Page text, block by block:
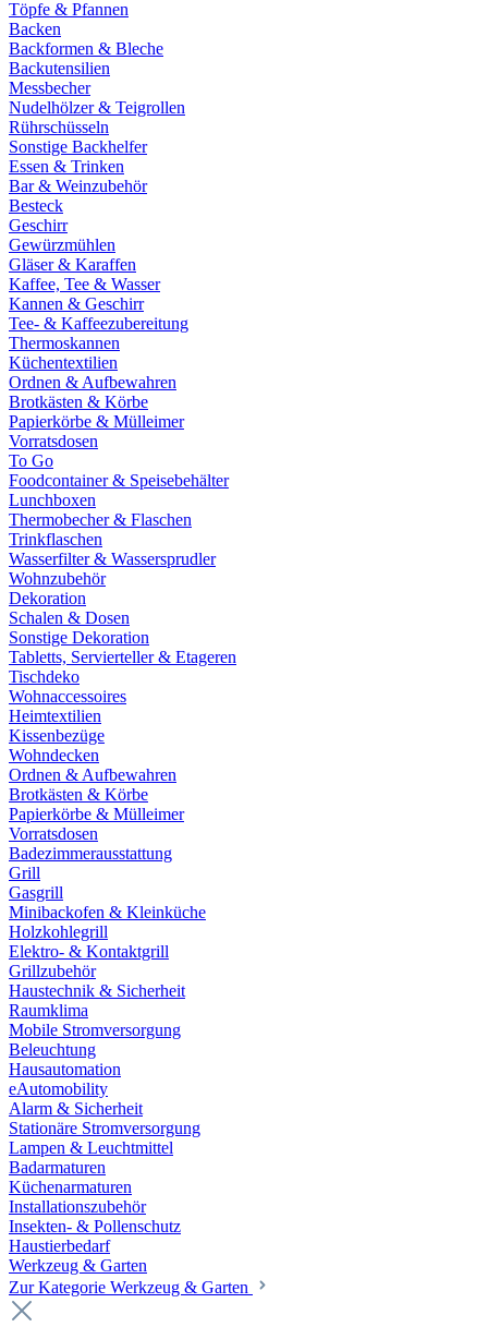
Töpfe & Pfannen
Backen
Backformen & Bleche
Backutensilien
Messbecher
Nudelhölzer & Teigrollen
Rührschüsseln
Sonstige Backhelfer
Essen & Trinken
Bar & Weinzubehör
Besteck
Geschirr
Gewürzmühlen
Gläser & Karaffen
Kaffee, Tee & Wasser
Kannen & Geschirr
Tee- & Kaffeezubereitung
Thermoskannen
Küchentextilien
Ordnen & Aufbewahren
Brotkästen & Körbe
Papierkörbe & Mülleimer
Vorratsdosen
To Go
Foodcontainer & Speisebehälter
Lunchboxen
Thermobecher & Flaschen
Trinkflaschen
Wasserfilter & Wassersprudler
Wohnzubehör
Dekoration
Schalen & Dosen
Sonstige Dekoration
Tabletts, Servierteller & Etageren
Tischdeko
Wohnaccessoires
Heimtextilien
Kissenbezüge
Wohndecken
Ordnen & Aufbewahren
Brotkästen & Körbe
Papierkörbe & Mülleimer
Vorratsdosen
Badezimmerausstattung
Grill
Gasgrill
Minibackofen & Kleinküche
Holzkohlegrill
Elektro- & Kontaktgrill
Grillzubehör
Haustechnik & Sicherheit
Raumklima
Mobile Stromversorgung
Beleuchtung
Hausautomation
eAutomobility
Alarm & Sicherheit
Stationäre Stromversorgung
Lampen & Leuchtmittel
Badarmaturen
Küchenarmaturen
Installationszubehör
Insekten- & Pollenschutz
Haustierbedarf
Werkzeug & Garten
Zur Kategorie Werkzeug & Garten